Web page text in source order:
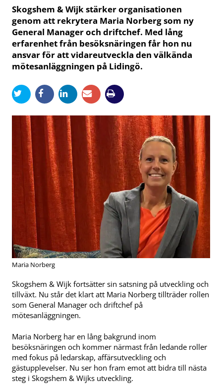
Skogshem & Wijk stärker organisationen
genom att rekrytera Maria Norberg som ny
General Manager och driftchef. Med lång
erfarenhet från besöksnäringen får hon nu
ansvar för att vidareutveckla den välkända
mötesanläggningen på Lidingö.
Maria Norberg
Skogshem & Wijk fortsätter sin satsning på utveckling och
tillväxt. Nu står det klart att Maria Norberg tillträder rollen
som General Manager och driftchef på
mötesanläggningen.
Maria Norberg har en lång bakgrund inom
besöksnäringen och kommer närmast från ledande roller
med fokus på ledarskap, affärsutveckling och
gästupplevelser. Nu ser hon fram emot att bidra till nästa
steg i Skogshem & Wijks utveckling.